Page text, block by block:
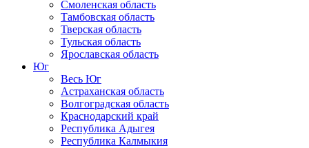
Смоленская область
Тамбовская область
Тверская область
Тульская область
Ярославская область
Юг
Весь Юг
Астраханская область
Волгоградская область
Краснодарский край
Республика Адыгея
Республика Калмыкия